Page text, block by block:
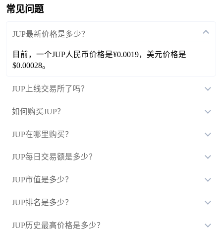
常见问题
JUP最新价格是多少？
目前，一个JUP人民币价格是¥0.0019，美元价格是
$0.00028。
JUP上线交易所了吗？
如何购买JUP？
JUP在哪里购买？
JUP每日交易额是多少？
JUP市值是多少？
JUP排名是多少？
JUP历史最高价格是多少？